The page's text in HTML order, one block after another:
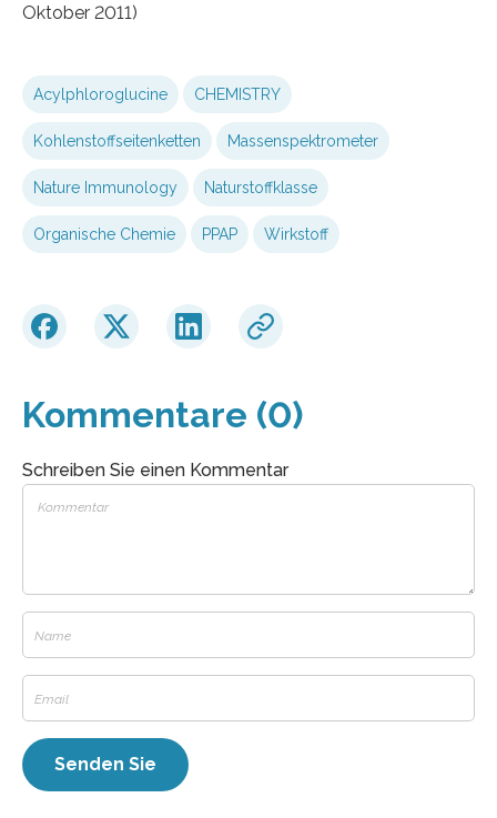
Oktober 2011)
Acylphloroglucine CHEMISTRY
Kohlenstoffseitenketten Massenspektrometer
Nature Immunology Naturstoffklasse
Organische Chemie PPAP Wirkstoff
Kommentare (0)
Schreiben Sie einen Kommentar